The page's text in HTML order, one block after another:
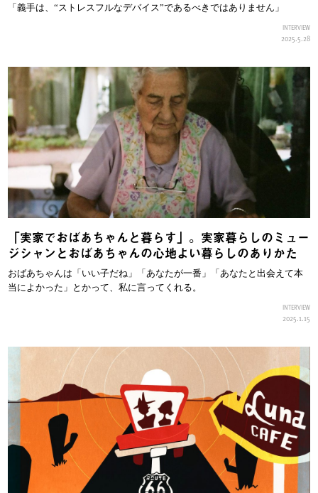
「義手は、“ストレスフルなデバイス”であるべきではありません」
INTERVIEW
2025.5.28
「実家でおばあちゃんと暮らす」。実家暮らしのミュー
ジシャンとおばあちゃんの心地よい暮らしのありかた
おばあちゃんは「いい子だね」「あなたが一番」「あなたと出会えて本
当によかった」とかって、私に言ってくれる。
INTERVIEW
2025.1.15